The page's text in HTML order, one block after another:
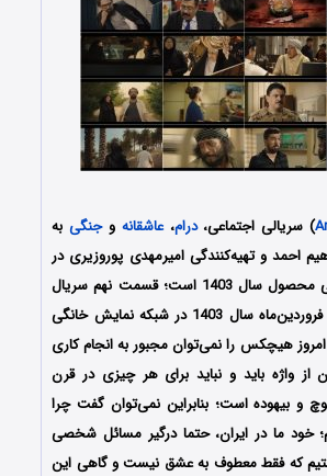
) سریالی اجتماعی،درام،عاشقانه وجنگیبه
احمد و تهیه‌کنندگی امیرمهدی پوروزیری در
شبکه نمایش خانگی محصول سال 1403 است؛ قسمت نهم سریال
آمرلی روز شنبه 25 فروردین‌ماه سال 1403 در شبکه نمایش خانگی
هیچکس را نمی‌توان مجبور به انجام کاری
از واژه‌ باید و نباید برای هر چیزی در قرن
و بیهوده است؛ بنابراین نمی‌توان گفت چرا
خود ما در ایران، حتما درگیر مسائل شخصی
که فقط معطوف به عشق نیست و گاهی این